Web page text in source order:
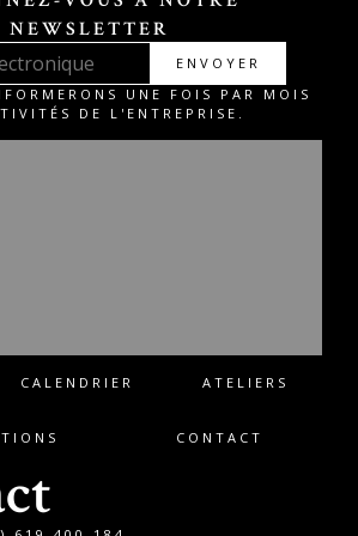
NEWSLETTER
ENVOYER
UNE FOIS PAR MOIS
DE L'ENTREPRISE.
CALENDRIER ATELIERS
CONTACT